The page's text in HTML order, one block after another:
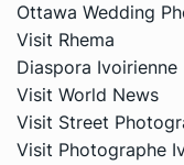
Ottawa Wedding
Visit Rhema
Diaspora Ivoirienne
Visit World News
Visit Street
Visit Photographe